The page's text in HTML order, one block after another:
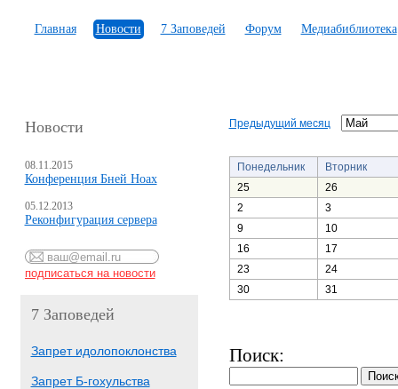
Главная Новости 7 Заповедей Форум Медиабиблиотека
Новости
08.11.2015
Конференция Бней Ноах
05.12.2013
Реконфигурация сервера
7 Заповедей
Запрет идолопоклонства
Запрет Б-гохульства
Предыдущий месяц
Понедельник
Вторник
25
26
2
3
9
10
16
17
23
24
30
31
Поиск: